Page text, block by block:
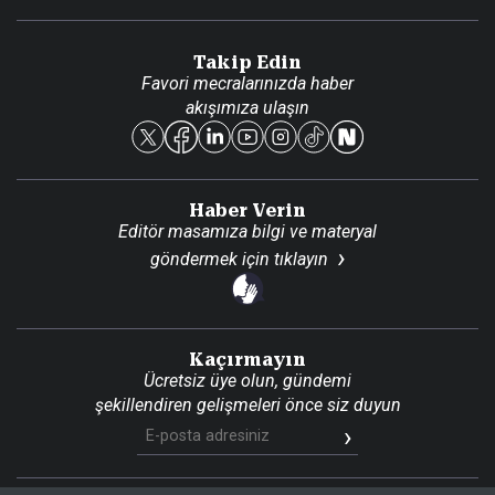
Reklam Ver
Takip Edin
Favori mecralarınızda haber
akışımıza ulaşın
Haber Verin
Editör masamıza bilgi ve materyal
göndermek için tıklayın
Kaçırmayın
Ücretsiz üye olun, gündemi
şekillendiren gelişmeleri önce siz duyun